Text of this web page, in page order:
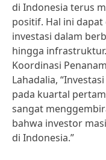
di Indonesia terus
positif. Hal ini
investasi dalam
hingga
Koordinasi
Lahadalia,
pada kuartal
sangat
bahwa investor
di Indonesia.”